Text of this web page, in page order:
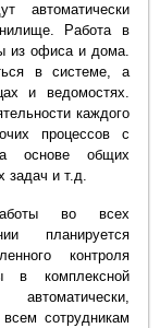
автоматически
Работа в
из офиса и дома.
в системе, а
и ведомостях.
каждого
процессов с
основе общих
задач и т.д.
во всех
планируется
контроля
в комплексной
сотрудникам